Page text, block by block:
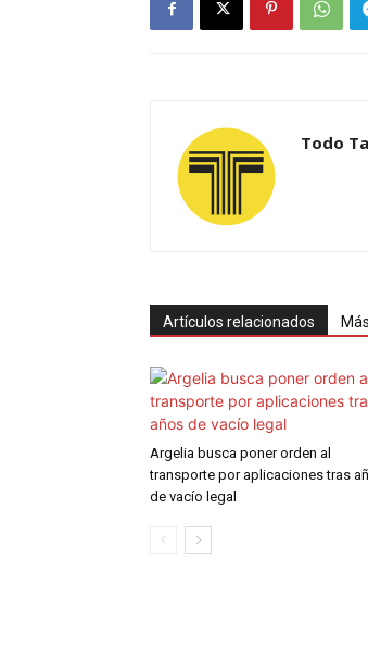
Todo
Artículos relacionados
Argelia busca poner orden al
transporte por aplicaciones tras
de vacío legal